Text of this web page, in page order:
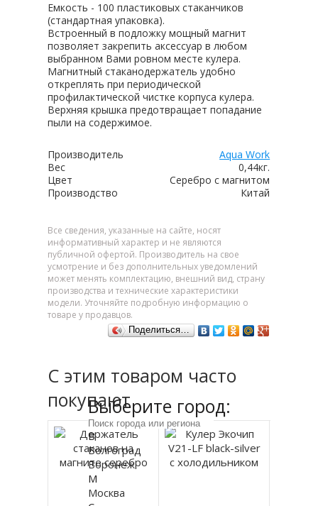
Емкость - 100 пластиковых стаканчиков
(стандартная упаковка).
Встроенный в подложку мощный магнит
позволяет закрепить аксессуар в любом
выбранном Вами ровном месте кулера.
Магнитный стаканодержатель удобно
откреплять при периодической
профилактической чистке корпуса кулера.
Верхняя крышка предотвращает попадание
пыли на содержимое.
Производитель
Aqua Work
Вес
0,44кг.
Цвет
Серебро с магнитом
Производство
Китай
Все сведения, указанные на сайте, носят
информативный характер и не являются
публичной офертой. Производитель на свое
усмотрение и без дополнительных уведомлений
может менять комплектацию, внешний вид, страну
производства и технические характеристики
модели. Уточняйте подробную информацию о
товаре у продавцов.
Поделиться…
С этим товаром часто
покупают
Выберите город:
В
Волгоград
Воронеж
М
Москва